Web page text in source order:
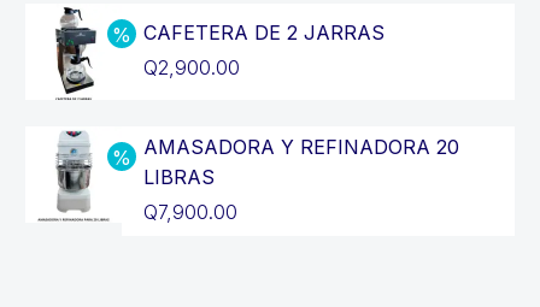
original
era:
precio
actual
CAFETERA DE 2 JARRAS
El
original
era:
Q3,200.00.
Q2,900.00
precio
actual
es:
AMASADORA Y REFINADORA 20
LIBRAS
El
Q7,900.00